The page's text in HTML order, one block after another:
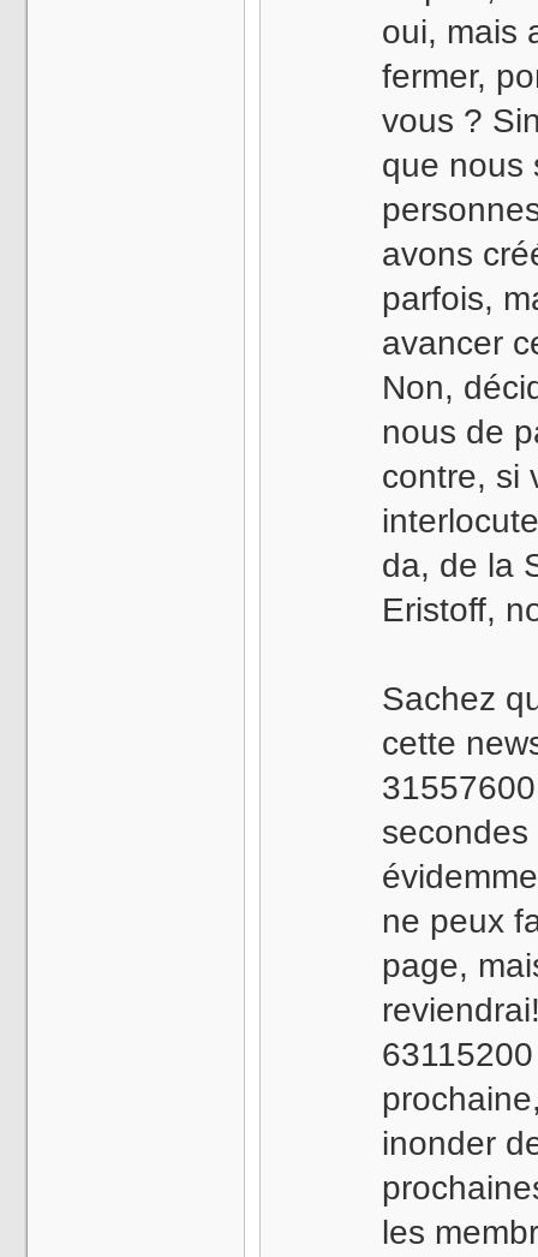
oui, mais
fermer,
vous ?
que nous
avons
parfois,
avancer
Non,
nous de
contre, si
da, de la
Eristoff,
Sachez
cette
ne peux
page,
inonder
les